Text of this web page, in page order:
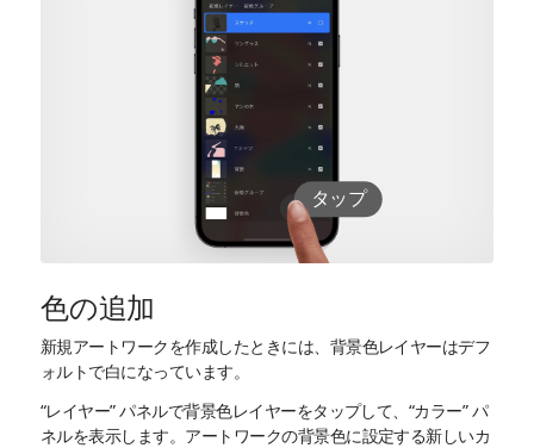
タップ
色の追加
新規アートワークを作成したときには、背景色レイヤーはデフ
ォルトで白になっています。
“レイヤー” パネルで背景色レイヤーをタップして、“カラー” パ
ネルを表示します。アートワークの背景色に設定する新しいカ